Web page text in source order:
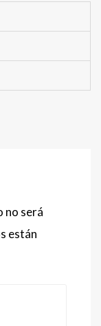
no será
están